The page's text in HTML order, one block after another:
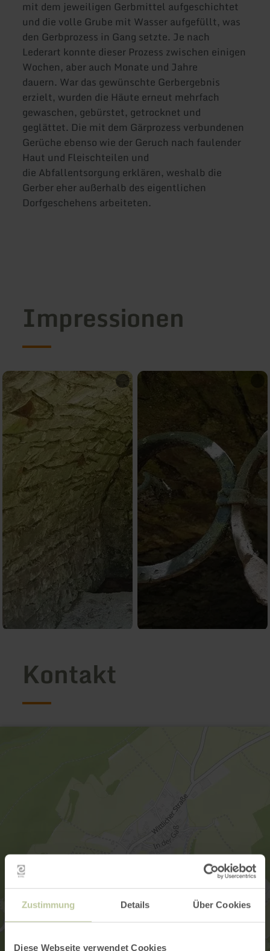
Zustimmung Details Über Cookies
Diese Webseite verwendet Cookies
mit dem jeweiligen Gerbmittel aufgeschichtet
und die volle Grube mit Wasser aufgefüllt, was
den Gerbprozess in Gang setzte. Je nach
Lederart konnte dieser Prozess zwischen einigen
Wochen, aber auch Monate und Jahre
dauern. War das gewünschte Gerbergebnis
erzielt, wurden die Häute erneut mehrfach
gewaschen, gebürstet, getrocknet und
geglättet. Die mit dem Gärprozess verbundenen
Gerüche ebenso wie der Geruch nach faulender
Haut und Fleischteilen und
die Abfallentsorgung erklären, weshalb die
Gerber eher außerhalb des eigentlichen
Dorfgeschehens arbeiteten.
Impressionen
Kontakt